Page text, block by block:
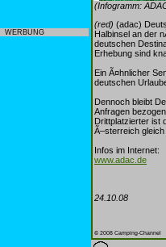
WERBUNG
(Infogramm:
(red) (adac)
Halbinsel an der
deutschen
Erhebung sind
Ein Ã¤hnlicher
deutschen
Dennoch bleibt
Anfragen
Drittplatzierter ist
Ã–sterreich
Infos im Internet:
www.adac.de
24.10.08
© 2008 Camping-Channel